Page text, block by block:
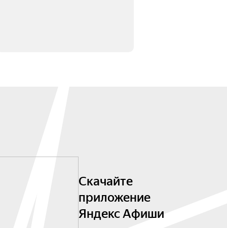
Скачайте
приложение
Яндекс Афиши